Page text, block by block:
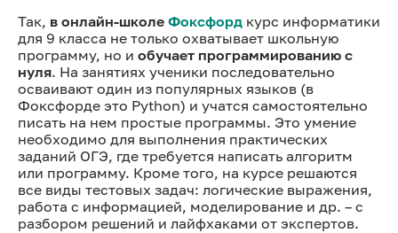
Так, в онлайн-школе Фоксфорд курс информатики
для 9 класса не только охватывает школьную
программу, но и обучает программированию с
нуля. На занятиях ученики последовательно
осваивают один из популярных языков (в
Фоксфорде это Python) и учатся самостоятельно
писать на нем простые программы. Это умение
необходимо для выполнения практических
заданий ОГЭ, где требуется написать алгоритм
или программу. Кроме того, на курсе решаются
все виды тестовых задач: логические выражения,
работа с информацией, моделирование и др. – с
разбором решений и лайфхаками от экспертов.